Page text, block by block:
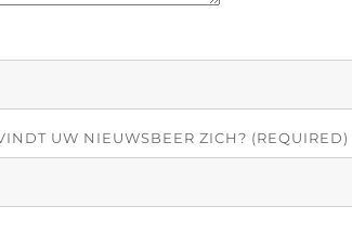
UW NIEUWSBEER ZICH? (REQUIRED)